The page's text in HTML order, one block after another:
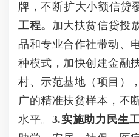
牌，不断扩大小额信贷
工程。 加大扶贫信贷投
品和专业合作社带动、
种模式，加快创建金融
村、示范基地（项目）
广的精准扶贫样本，不
水平。3.实施助力民生